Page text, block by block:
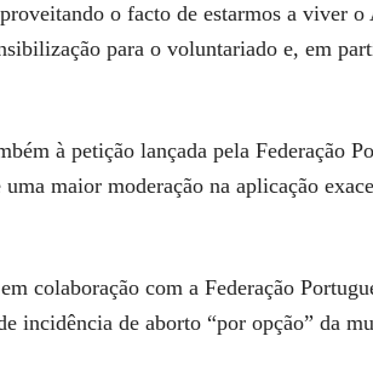
o facto de estarmos a viver
para o voluntariado e, em
à petição lançada pela Federação
maior moderação na aplicação
colaboração com a Federação
incidência de aborto “por opção” da